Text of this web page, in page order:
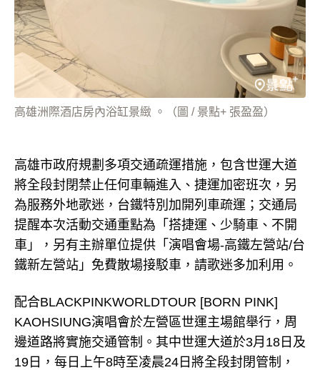
高雄洲際酒店房內浴缸景緻 。（圖 / 景點+ 張盈盈）
高雄市政府規劃多項交通疏運措施，包含世運大道
將全段封閉禁止任何車輛進入、捷運加密班次，另
為服務外地歌迷，台鐵特別加開列車疏運；交通局
提醒本次活動交通重點為「搭捷運、少騎車、不開
車」，另有主辦單位提供「演唱會場-高鐵左營站/台
鐵新左營站」免費散場接駁車，請歌迷多加利用。
配合BLACKPINKWORLDTOUR [BORN PINK]
KAOHSIUNG演唱會於左營區世運主場館舉行，周
邊道路將實施交通管制。其中世運大道於3月18日及
19日，每日上午8時至凌晨24日將全段封閉管制，